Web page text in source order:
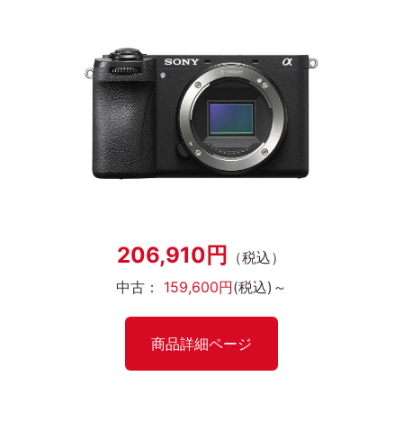
206,910円
（税込）
中古： 159,600円(税込)～
商品詳細ページ